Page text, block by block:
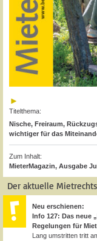
Titelthema:
Nische, Freiraum,
wichtiger für das
Zum Inhalt:
MieterMagazin, Ausgabe
Der aktuelle
Neu erschienen:
Info 127: Das neue
Regelungen für
Lang umstritten tritt